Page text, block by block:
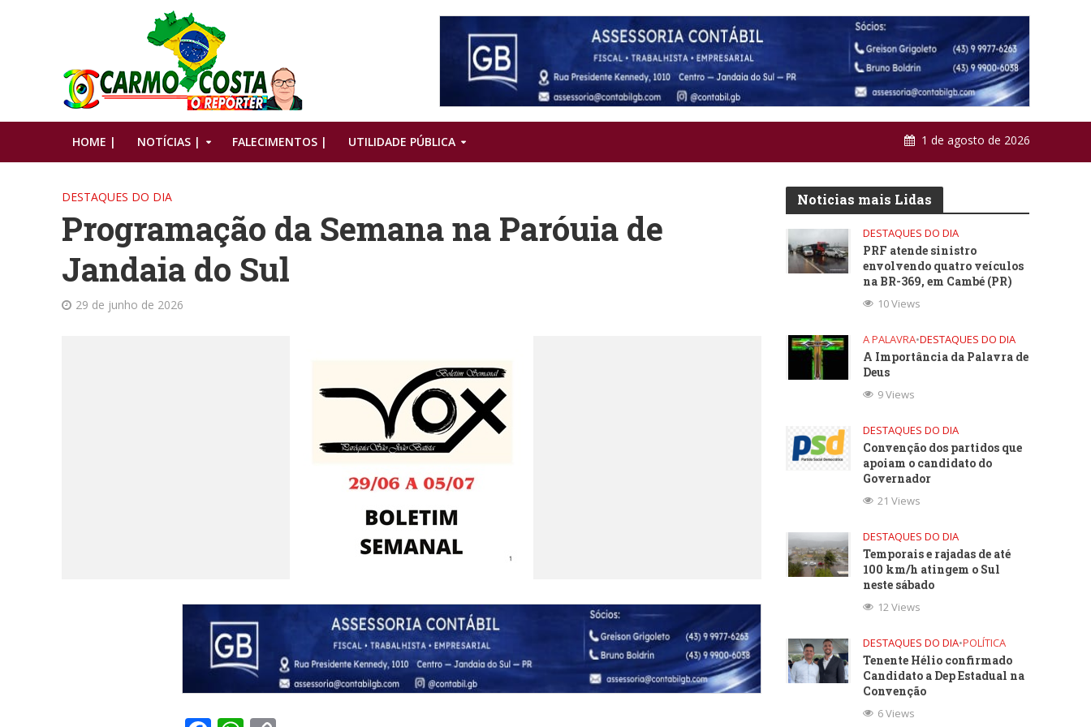
HOME | NOTÍCIAS | FALECIMENTOS | UTILIDADE PÚBLICA 1 de agosto de 2026
DESTAQUES DO DIA
Programação da Semana na Paróuia de
Jandaia do Sul
29 de junho de 2026
Noticias mais Lidas
DESTAQUES DO DIA
PRF atende sinistro
envolvendo quatro veículos
na BR-369, em Cambé (PR)
10 Views
A PALAVRA•DESTAQUES DO DIA
A Importância da Palavra de
Deus
9 Views
DESTAQUES DO DIA
Convenção dos partidos que
apoiam o candidato do
Governador
21 Views
DESTAQUES DO DIA
Temporais e rajadas de até
100 km/h atingem o Sul
neste sábado
12 Views
DESTAQUES DO DIA•POLÍTICA
Tenente Hélio confirmado
Candidato a Dep Estadual na
Convenção
6 Views